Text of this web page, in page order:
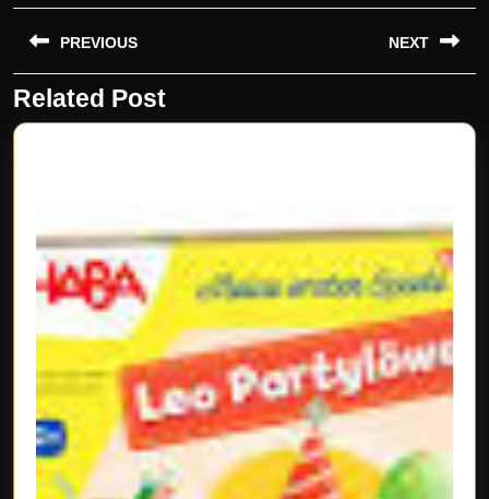
Beitragsnavigation
PREVIOUS
Previous
post:
NEXT
post:
Related Post